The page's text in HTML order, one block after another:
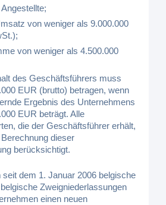
von weniger als 9.000.000
von weniger als 4.500.000
des Geschäftsführers muss
EUR (brutto) betragen, wenn
Ergebnis des Unternehmens
EUR beträgt. Alle
die der Geschäftsführer erhält,
dieser
berücksichtigt.
dem 1. Januar 2006 belgische
Zweigniederlassungen
einen neuen